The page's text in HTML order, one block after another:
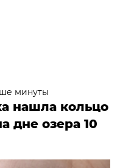
минуты
нашла кольцо
дне озера 10